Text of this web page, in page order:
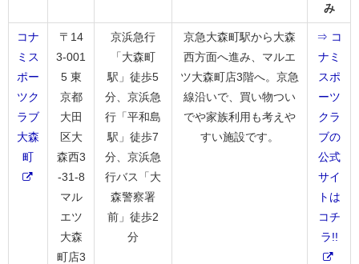
み
コナ
ミス
ポー
ツク
ラブ
大森
町
〒14
3-001
5 東
京都
大田
区大
森西3
-31-8
マル
エツ
大森
町店3
京浜急行
「大森町
駅」徒歩5
分、京浜急
行「平和島
駅」徒歩7
分、京浜急
行バス「大
森警察署
前」徒歩2
分
京急大森町駅から大森
西方面へ進み、マルエ
ツ大森町店3階へ。京急
線沿いで、買い物つい
でや家族利用も考えや
すい施設です。
⇒ コ
ナミ
スポ
ーツ
クラ
ブの
公式
サイ
トは
コチ
ラ!!